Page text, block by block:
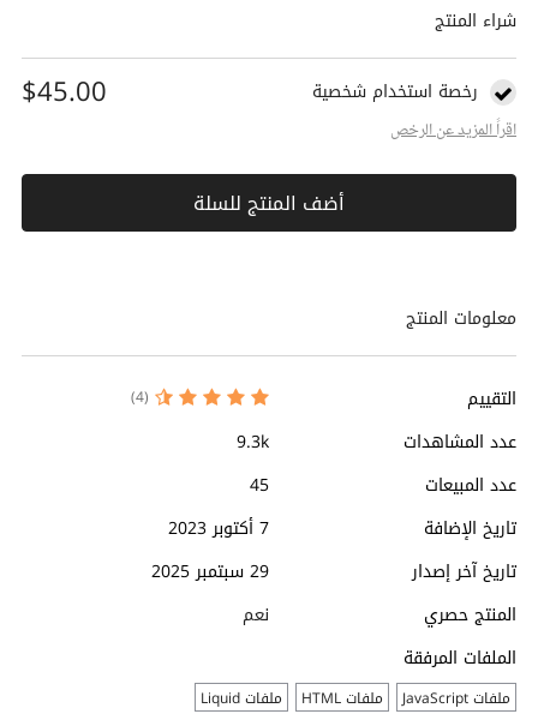
شراء المنتج
رخصة استخدام شخصية $45.00
اقراً المزيد عن الرخص
أضف المنتج للسلة
معلومات المنتج
التقييم (4)
عدد المشاهدات
9.3k
عدد المبيعات
45
تاريخ الإضافة
7 أكتوبر 2023
تاريخ آخر إصدار
29 سبتمبر 2025
المنتج حصري
نعم
الملفات المرفقة
ملفات JavaScript ملفات HTML ملفات Liquid